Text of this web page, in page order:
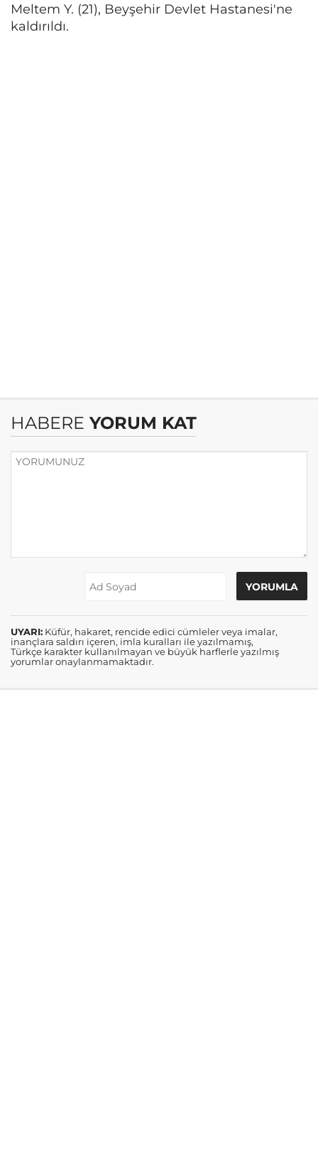
Meltem Y. (21), Beyşehir Devlet Hastanesi'ne
kaldırıldı.
HABERE YORUM KAT
UYARI: Küfür, hakaret, rencide edici cümleler veya imalar,
inançlara saldırı içeren, imla kuralları ile yazılmamış,
Türkçe karakter kullanılmayan ve büyük harflerle yazılmış
yorumlar onaylanmamaktadır.